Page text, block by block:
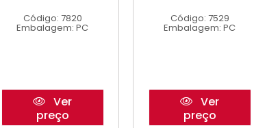
Código: 7820
Embalagem: PC
Ver
preço
Código: 7529
Embalagem: PC
Ver
preço